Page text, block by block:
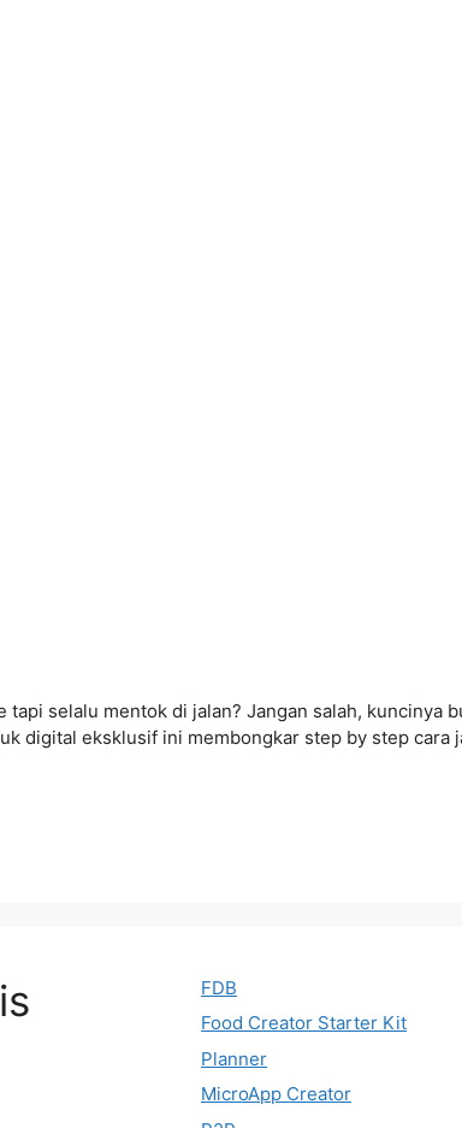
tapi selalu mentok di jalan? Jangan salah, kuncinya
digital eksklusif ini membongkar step by step cara
FDB
Food Creator Starter Kit
Planner
MicroApp Creator